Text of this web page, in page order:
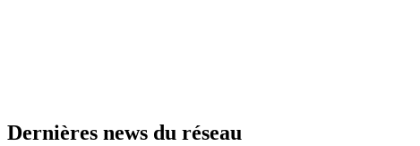
Dernières news du réseau